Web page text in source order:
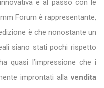
e al passo con le
Forum è rappresentante,
è che nonostante un
siano stati pochi rispetto
quasi l’impressione che i
improntati alla vendita